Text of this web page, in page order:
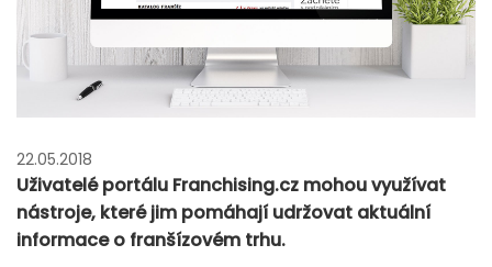
22.05.2018
Uživatelé portálu Franchising.cz mohou využívat
nástroje, které jim pomáhají udržovat aktuální
informace o franšízovém trhu.